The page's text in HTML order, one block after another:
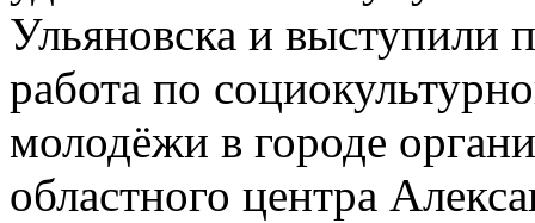
Ульяновска и выступили
работа по
молодёжи в городе
областного центра